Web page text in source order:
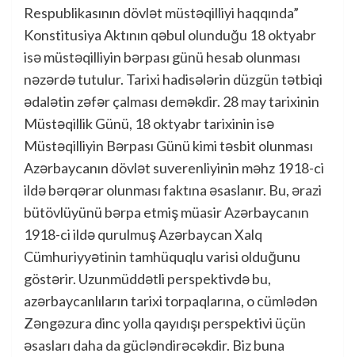
Respublikasının dövlət müstəqilliyi haqqında”
Konstitusiya Aktının qəbul olunduğu 18 oktyabr
isə müstəqilliyin bərpası günü hesab olunması
nəzərdə tutulur. Tarixi hadisələrin düzgün tətbiqi
ədalətin zəfər çalması deməkdir. 28 may tarixinin
Müstəqillik Günü, 18 oktyabr tarixinin isə
Müstəqilliyin Bərpası Günü kimi təsbit olunması
Azərbaycanın dövlət suverenliyinin məhz 1918-ci
ildə bərqərar olunması faktına əsaslanır. Bu, ərazi
bütövlüyünü bərpa etmiş müasir Azərbaycanın
1918-ci ildə qurulmuş Azərbaycan Xalq
Cümhuriyyətinin tamhüquqlu varisi olduğunu
göstərir. Uzunmüddətli perspektivdə bu,
azərbaycanlıların tarixi torpaqlarına, o cümlədən
Zəngəzura dinc yolla qayıdışı perspektivi üçün
əsasları daha da gücləndirəcəkdir. Biz buna